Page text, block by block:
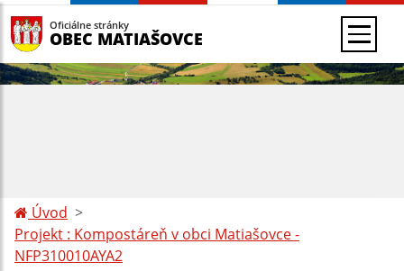
Oficiálne stránky
OBEC MATIAŠOVCE
Úvod
Projekt : Kompostáreň v obci Matiašovce -
NFP310010AYA2